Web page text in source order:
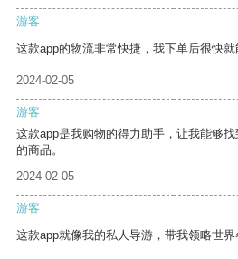
游客
这款app的物流非常快捷，我下单后很快就
2024-02-05
游客
这款app是我购物的得力助手，让我能够
的商品。
2024-02-05
游客
这款app就像我的私人导游，带我领略世界